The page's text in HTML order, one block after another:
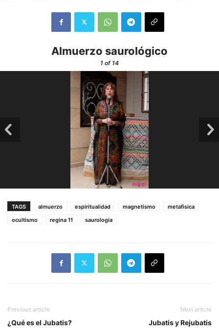
Almuerzo saurológico
1 of 14
TAGS almuerzo espiritualidad magnetismo
metafisica
ocultismo
regina 11 saurologia
Previous article
¿Qué es el Jubatis?
Next article
Jubatis y Rejubatis